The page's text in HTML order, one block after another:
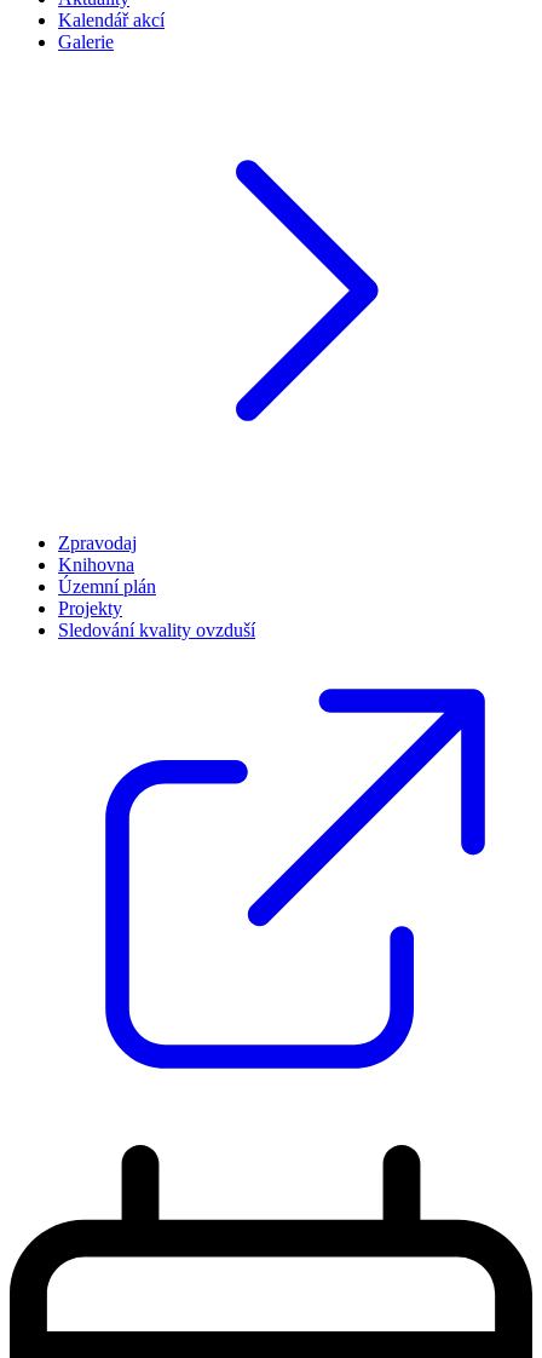
Kalendář akcí
Galerie
Zpravodaj
Knihovna
Územní plán
Projekty
Sledování kvality ovzduší